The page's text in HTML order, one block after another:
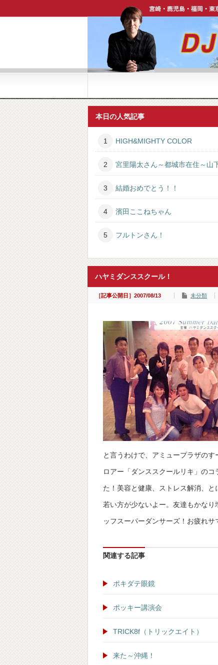
宮崎・鹿児島・福岡・東京・ハワイで活躍中
本日の人気記事
HIGH&MIGHTY COLOR
宮里陽太さん～都城市在住～山
結婚おめでとう！！
濱田ここねちゃん
フルトンさん！
ハヤミダンススクール！
［記事公開日］2007/08/13 未分類
と言うわけで、アミュープラザの
ロアー「ダンススクールリキ」の
た！美容と健康、ストレス解消、
若い方が少ないよー。友達もかな
ッフスーパーダンサーズ！お疲れサ
関連する記事
ポキダテ眼鏡
ポッキー講演会
TRICK8f（トリックエイト）
来た～沖縄！